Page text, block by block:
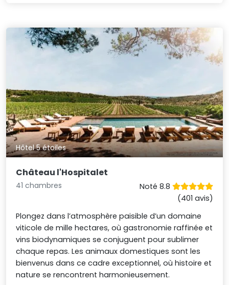
Hôtel 5 étoiles
Château l'Hospitalet
41 chambres
Noté 8.8
(401 avis)
Plongez dans l’atmosphère paisible d’un domaine
viticole de mille hectares, où gastronomie raffinée et
vins biodynamiques se conjuguent pour sublimer
chaque repas. Les animaux domestiques sont les
bienvenus dans ce cadre exceptionnel, où histoire et
nature se rencontrent harmonieusement.